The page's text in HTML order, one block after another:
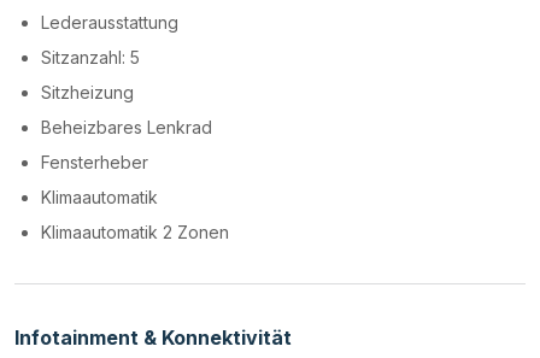
Lederausstattung
Sitzanzahl: 5
Sitzheizung
Beheizbares Lenkrad
Fensterheber
Klimaautomatik
Klimaautomatik 2 Zonen
Infotainment & Konnektivität